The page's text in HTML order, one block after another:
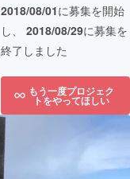
2018/08/01に募集を開始
し、 2018/08/29に募集を
終了しました
もう一度プロジェク
トをやってほしい